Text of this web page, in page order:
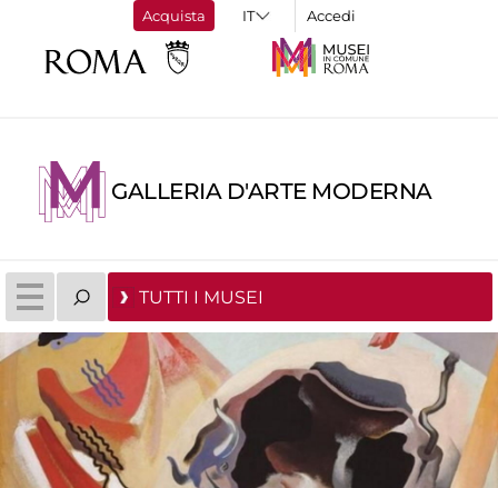
Acquista Accedi
GALLERIA D'ARTE MODERNA
TUTTI I MUSEI